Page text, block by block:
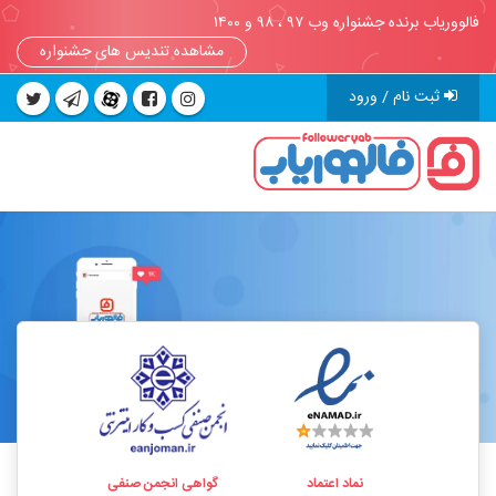
فالووریاب برنده جشنواره وب ۹۷ ، ۹۸ و ۱۴۰۰
مشاهده تندیس های جشنواره
ثبت نام / ورود
نماد اعتماد گواهی انجمن صنفی